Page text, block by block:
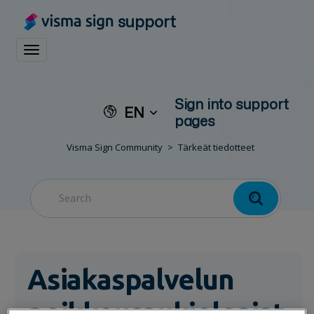
support
Toggle navigation
EN
Sign into support
pages
Visma Sign Community Tärkeät tiedotteet
Asiakaspalvelun